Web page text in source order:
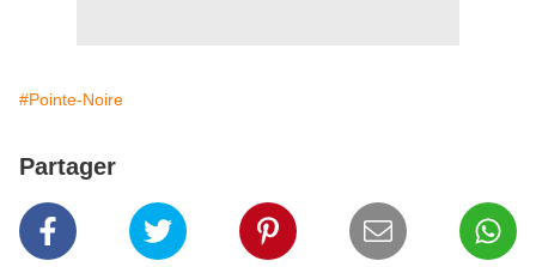
#Pointe-Noire
Partager